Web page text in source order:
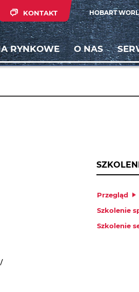
HOBART
KONTAKT
RYNKOWE O NAS
Przegląd
Szkolenie
Szkolenie